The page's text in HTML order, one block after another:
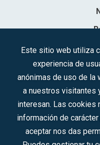
Sociedad Mercantil Estatal
Inscrita en el R.M. de
Síguenos
Este sitio web utiliza
experiencia de
anónimas de uso de la
a nuestros visitantes
interesan. Las cookies
información de
aceptar nos das